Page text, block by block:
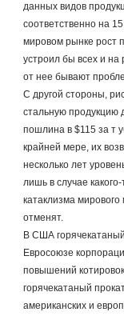
данных видов
соответственно на
мировом рынке рост
устроил бы всех и на
от нее бывают
С другой стороны,
стальную продукцию
пошлина в $115 за т
крайней мере, их
несколько лет
лишь в случае
катаклизма
отменят.
В США
Евросоюзе
повышений
горячекатаный
американских и